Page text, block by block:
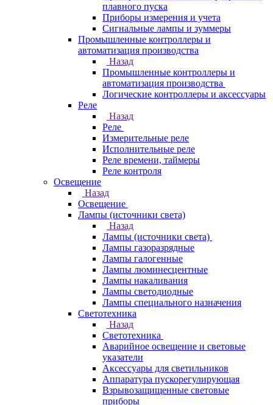
плавного пуска
Приборы измерения и учета
Сигнальные лампы и зуммеры
Промышленные контроллеры и
автоматизация производства
Назад
Промышленные контроллеры и
автоматизация производства
Логические контроллеры и аксессуары
Реле
Назад
Реле
Измерительные реле
Исполнительные реле
Реле времени, таймеры
Реле контроля
Освещение
Назад
Освещение
Лампы (источники света)
Назад
Лампы (источники света)
Лампы газоразрядные
Лампы галогенные
Лампы люминесцентные
Лампы накаливания
Лампы светодиодные
Лампы специального назначения
Светотехника
Назад
Светотехника
Аварийное освещение и световые
указатели
Аксессуары для светильников
Аппаратура пускорегулирующая
Взрывозащищенные световые
приборы